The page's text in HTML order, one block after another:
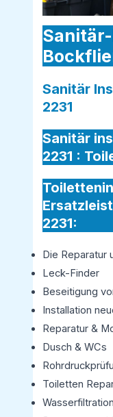
Sanitär
2231
Sanitär
2231 :
2231:
Die Reparatur
Leck-Finder
Beseitigung
Installation
Reparatur &
Dusch & WCs
Toiletten